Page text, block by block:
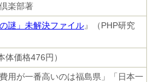
楽部著
の謎」未解決ファイル』（PHP研究
体価格476円）
費用が一番高いのは福島県」「日本一